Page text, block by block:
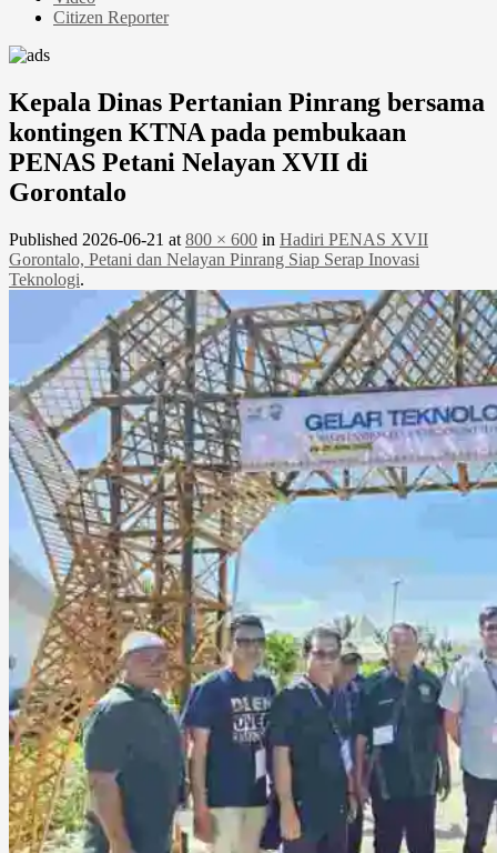
Citizen Reporter
Kepala Dinas Pertanian Pinrang bersama
kontingen KTNA pada pembukaan
PENAS Petani Nelayan XVII di
Gorontalo
Published 2026-06-21 at 800 × 600 in Hadiri PENAS XVII
Gorontalo, Petani dan Nelayan Pinrang Siap Serap Inovasi
Teknologi.